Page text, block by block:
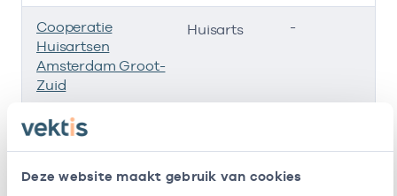
Deze website maakt gebruik van cookies
Cooperatie
Huisartsen
Amsterdam Groot-
Zuid
Huisarts -
Stichting Gezzuid
Huisartsen
Huisarts -